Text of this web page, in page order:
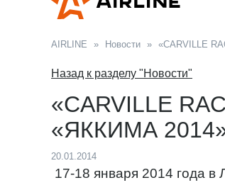
AIRLINE » Новости » «CARVILLE
Назад к разделу "Новости"
«CARVILLE
«ЯККИМА
20.01.2014
17-18 января 2014 года в